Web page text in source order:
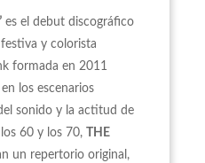
es el debut discográfico
festiva y colorista
formada en 2011
los escenarios
sonido y la actitud de
60 y los 70,
THE
un repertorio original,